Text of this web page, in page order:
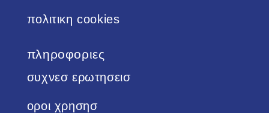
πολιτικη cookies
πληροφοριες
συχνεσ ερωτησεισ
οροι χρησησ